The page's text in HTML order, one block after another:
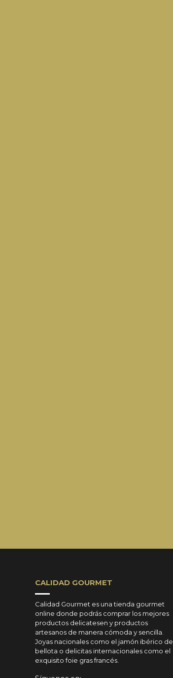
CALIDAD GOURMET
Calidad Gourmet es una tienda gourmet
online donde podrás comprar los mejores
productos delicatesen y productos
artesanos de manera cómoda y sencilla.
Joyas nacionales como el jamón ibérico de
bellota o delicitas internacionales como el
exquisito foie gras francés.